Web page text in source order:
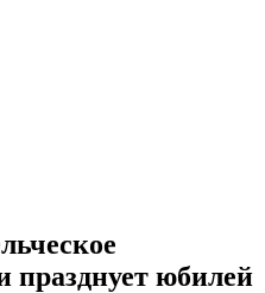
празднует юбилей